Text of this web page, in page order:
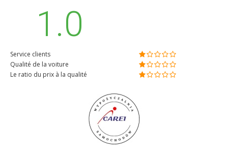
1.0
Service clients
Qualité de la voiture
Le ratio du prix à la qualité